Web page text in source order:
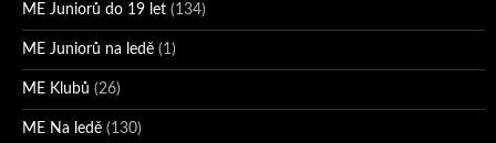
ME Juniorů do 19 let (134)
ME Juniorů na ledě (1)
ME Klubů (26)
ME Na ledě (130)